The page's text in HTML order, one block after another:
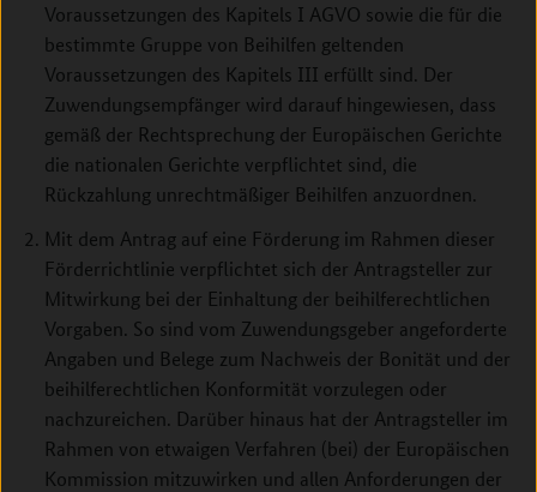
Voraussetzungen des Kapitels I AGVO sowie die für die
bestimmte Gruppe von Beihilfen geltenden
Voraussetzungen des Kapitels III erfüllt sind. Der
Zuwendungsempfänger wird darauf hingewiesen, dass
gemäß der Rechtsprechung der Europäi­schen Gerichte
die nationalen Gerichte verpflichtet sind, die
Rückzahlung unrechtmäßiger Beihilfen anzuordnen.
Mit dem Antrag auf eine Förderung im Rahmen dieser
Förderrichtlinie verpflichtet sich der Antragsteller zur
Mitwirkung bei der Einhaltung der beihilferechtlichen
Vorgaben. So sind vom Zuwendungsgeber angeforderte
Angaben und Belege zum Nachweis der Bonität und der
beihilferechtlichen Konformität vorzulegen oder
nachzureichen. Darüber hinaus hat der Antragsteller im
Rahmen von etwaigen Verfahren (bei) der Europäischen
Kommission mitzuwirken und allen Anforderungen der